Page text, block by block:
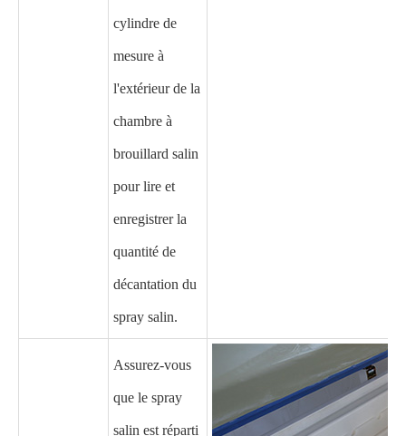
cylindre de
mesure à
l'extérieur de la
chambre à
brouillard salin
pour lire et
enregistrer la
quantité de
décantation du
spray salin.
Assurez-vous
que le spray
salin est réparti